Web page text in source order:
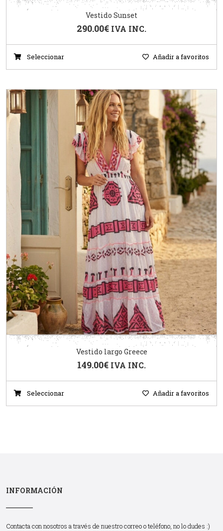
Vestido Sunset
290.00€ IVA INC.
Seleccionar Añadir a favoritos
Vestido largo Greece
149.00€ IVA INC.
Seleccionar Añadir a favoritos
INFORMACIÓN
Contacta con nosotros a través de nuestro correo o teléfono, no lo dudes :)